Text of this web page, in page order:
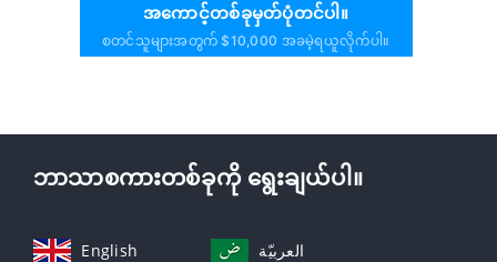
အကောင့်တစ်ခုမှတ်ပုံတင်ပါ။
စတင်သူများအတွက် $10,000 အခမဲ့ရယူလိုက်ပါ။
ဘာသာစကားတစ်ခုကို ရွေးချယ်ပါ။
English العربيّة